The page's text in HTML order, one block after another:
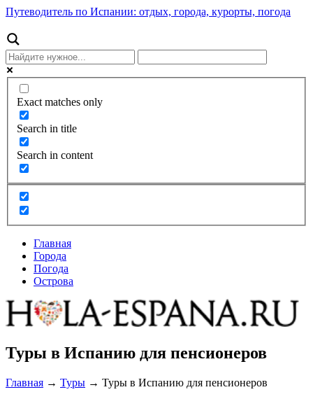
Путеводитель по Испании: отдых, города, курорты, погода
Exact matches only
Search in title
Search in content
Главная
Города
Погода
Острова
Туры в Испанию для пенсионеров
Главная → Туры → Туры в Испанию для пенсионеров